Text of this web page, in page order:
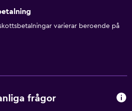
varierar beroende på
frågor